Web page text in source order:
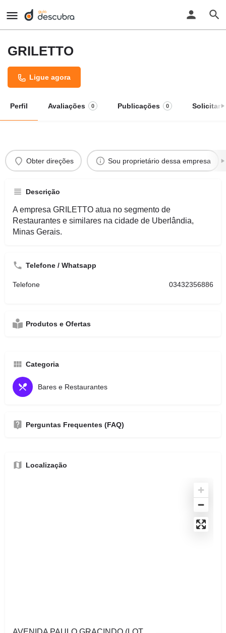
GRILETTO
Ligue agora
Perfil Avaliações 0 Publicações 0 Solicitar
Obter direções Sou proprietário dessa empresa
Descrição
A empresa GRILETTO atua no segmento de
Restaurantes e similares na cidade de Uberlândia,
Minas Gerais.
Telefone / Whatsapp
Telefone 03432356886
Produtos e Ofertas
Categoria
Bares e Restaurantes
Perguntas Frequentes (FAQ)
Localização